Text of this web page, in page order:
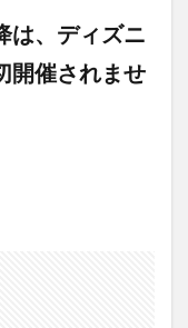
は、ディズニ
開催されませ